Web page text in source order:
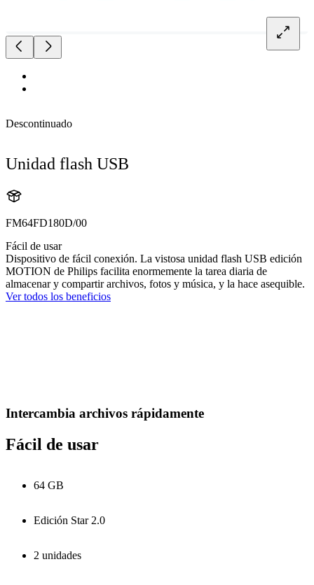
Descontinuado
Unidad flash USB
FM64FD180D/00
Fácil de usar
Dispositivo de fácil conexión. La vistosa unidad flash USB edición
MOTION de Philips facilita enormemente la tarea diaria de
almacenar y compartir archivos, fotos y música, y la hace asequible.
Ver todos los beneficios
Intercambia archivos rápidamente
Fácil de usar
64 GB
Edición Star 2.0
2 unidades